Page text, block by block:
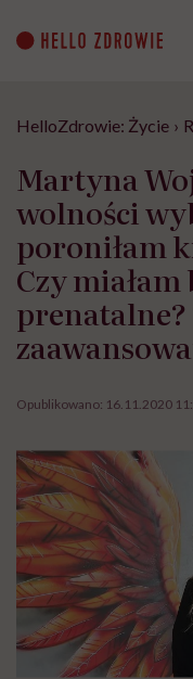
content
HelloZdrowie: Życie ›
Martyna
wolności
poroniłam
Czy
prenatalne?
Opublikowano: 16.11.2020